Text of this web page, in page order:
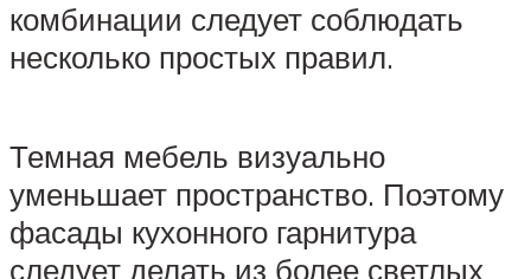
комбинации следует соблюдать
несколько простых правил.
Темная мебель визуально
уменьшает пространство. Поэтому
фасады кухонного гарнитура
следует делать из более светлых